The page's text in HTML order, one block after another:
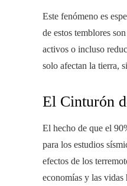
Este fenómeno es
de estos temblores
activos o incluso
solo afectan la tierra,
El Cinturón
El hecho de que el
para los estudios
efectos de los
economías y las vidas